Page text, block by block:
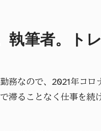
執筆者。ト
務なので、2021年コロ
滞ることなく仕事を続